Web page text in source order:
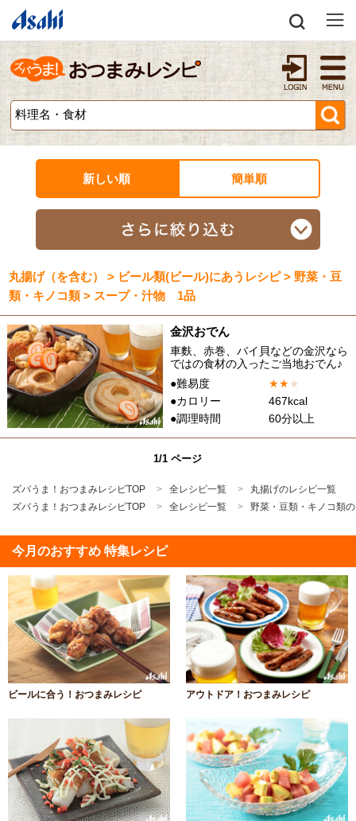
新しい順 簡単順
丸揚げ（を含む） > ビール類(ビール)にあうレシピ > 野菜・豆
類・キノコ類 > スープ・汁物 1品
金沢おでん
車麩、赤巻、バイ貝などの金沢なら
ではの食材の入ったご当地おでん♪
●難易度
★★★
●カロリー
467kcal
●調理時間
60分以上
1/1 ページ
ズバうま！おつまみレシピTOP 全レシピ一覧
丸揚げのレシピ一覧
ズバうま！おつまみレシピTOP
全レシピ一覧 野菜・豆類・キノコ類
今月のおすすめ 特集レシピ
ビールに合う！おつまみレシピ アウトドア！おつまみレシピ